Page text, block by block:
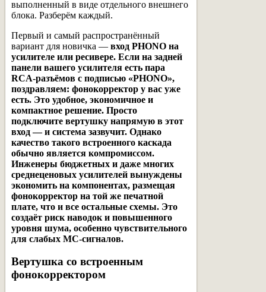
выполненный в виде отдельного внешнего
блока. Разберём каждый.
Первый и самый распространённый
вариант для новичка — вход PHONO на
усилителе или ресивере. Если на задней
панели вашего усилителя есть пара
RCA-разъёмов с подписью «PHONO»,
поздравляем: фонокорректор у вас уже
есть. Это удобное, экономичное и
компактное решение. Просто
подключите вертушку напрямую в этот
вход — и система зазвучит. Однако
качество такого встроенного каскада
обычно является компромиссом.
Инженеры бюджетных и даже многих
среднеценовых усилителей вынуждены
экономить на компонентах, размещая
фонокорректор на той же печатной
плате, что и все остальные схемы. Это
создаёт риск наводок и повышенного
уровня шума, особенно чувствительного
для слабых MC-сигналов.
Вертушка со встроенным
фонокорректором